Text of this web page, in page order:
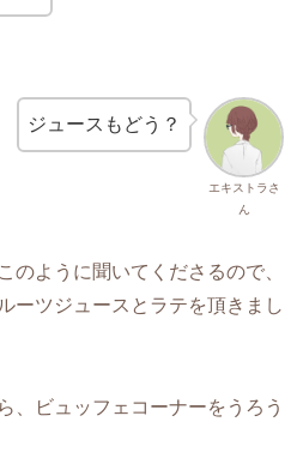
エキストラさ
ん
ジュースもどう？
のように聞いてくださるので、
ーツジュースとラテを頂きまし
、ビュッフェコーナーをうろう